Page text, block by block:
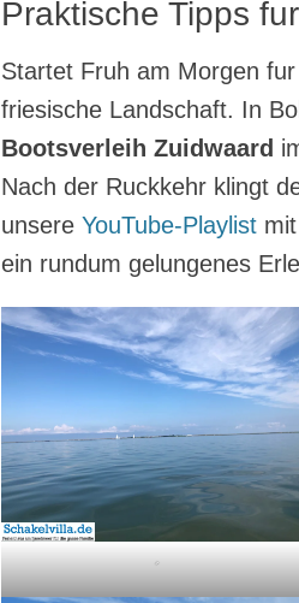
Praktische Tipps
Startet Fruh am Morgen
friesische Landschaft. In
Bootsverleih Zuidwaard
Nach der Ruckkehr klingt
unsere YouTube-Playlist
ein rundum gelungenes
´